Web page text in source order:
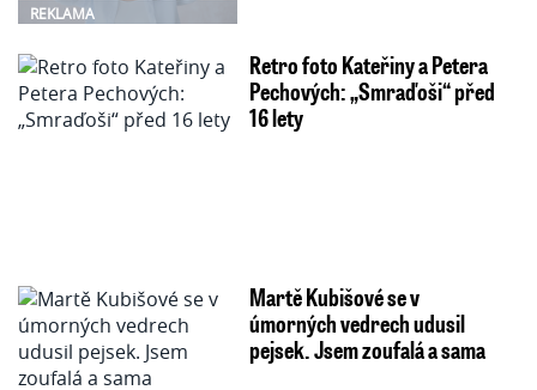
REKLAMA
Retro foto Kateřiny a Petera
Pechových: „Smraďoši“ před
16 lety
Martě Kubišové se v
úmorných vedrech udusil
pejsek. Jsem zoufalá a sama